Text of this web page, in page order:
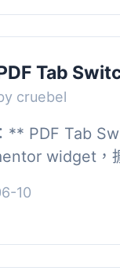
Tab
cruebel
** PDF Tab
widget，
示兩個 PDF 文
10